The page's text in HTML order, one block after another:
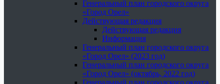
Генеральный план городского округа
«Город Орел»
Действующая редакция
Действующая редакция
Информация
Генеральный план городского округа
«Город Орел» (2023 год)
Генеральный план городского округа
«Город Орел» (октябрь, 2022 год)
Генеральный план городского округа